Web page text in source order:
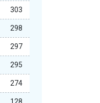
303
298
297
295
274